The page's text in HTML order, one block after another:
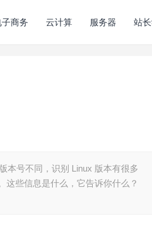
子商务 云计算 服务器 站
本号不同，识别 Linux 版本有很多
这些信息是什么，它告诉你什么？